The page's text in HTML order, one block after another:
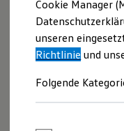
Schnell verfügbare
Angebote und
Aktuelle
E-Auto-
Volkswagen
Junge
Cookie Manager
unseren
Richtlinie und
Folgende